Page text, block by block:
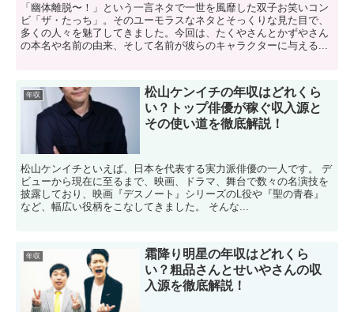
「幽体離脱〜！」という一言ネタで一世を風靡した双子お笑いコン
ビ「ザ・たっち」。そのユーモラスなネタとそっくりな見た目で、
多くの人々を魅了してきました。今回は、たくやさんとかずやさん
の本名や名前の由来、そして名前が彼らのキャラクターに与える...
年収
松山ケンイチの年収はどれくら
い？トップ俳優が稼ぐ収入源と
その使い道を徹底解説！
松山ケンイチといえば、日本を代表する実力派俳優の一人です。 デ
ビューから現在に至るまで、映画、ドラマ、舞台で数々の名演技を
披露しており、映画『デスノート』シリーズのL役や『聖の青春』
など、幅広い役柄をこなしてきました。 そんな...
年収
霜降り明星の年収はどれくら
い？粗品さんとせいやさんの収
入源を徹底解説！